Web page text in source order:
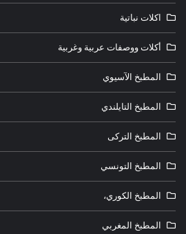
اكلات نباتية
أكلات ووصفات عربية وغربية
المطبخ الآسيوي
المطبخ التايلندي
المطبخ التركى
المطبخ التونسي
المطبخ الكوري،
المطبخ المغربي